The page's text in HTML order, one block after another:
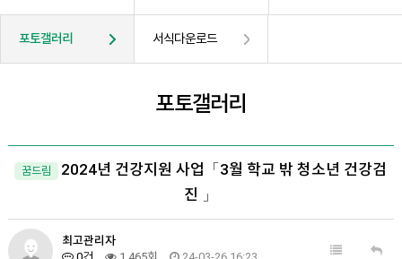
포토갤러리 서식다운로드
포토갤러리
꿈드림
2024년 건강지원 사업「3월 학교 밖 청소년 건강검
진 」
최고관리자